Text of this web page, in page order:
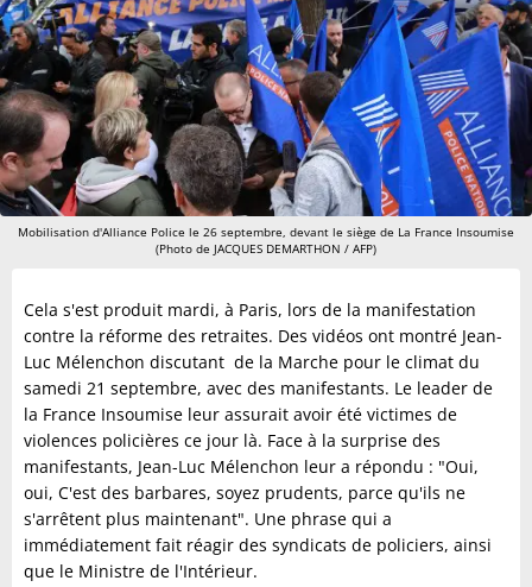
Mobilisation d'Alliance Police le 26 septembre, devant le siège de La France Insoumise
(Photo de JACQUES DEMARTHON / AFP)
Cela s'est produit mardi, à Paris, lors de la manifestation
contre la réforme des retraites. Des vidéos ont montré Jean-
Luc Mélenchon discutant de la Marche pour le climat du
samedi 21 septembre, avec des manifestants. Le leader de
la France Insoumise leur assurait avoir été victimes de
violences policières ce jour là. Face à la surprise des
manifestants, Jean-Luc Mélenchon leur a répondu : "Oui,
oui, C'est des barbares, soyez prudents, parce qu'ils ne
s'arrêtent plus maintenant". Une phrase qui a
immédiatement fait réagir des syndicats de policiers, ainsi
que le Ministre de l'Intérieur.